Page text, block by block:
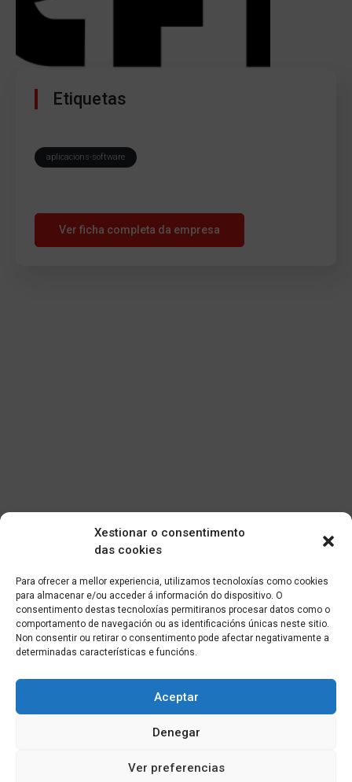
Xestionar o consentimento
das cookies
Para ofrecer a mellor experiencia, utilizamos tecnoloxías como cookies
para almacenar e/ou acceder á información do dispositivo. O
consentimento destas tecnoloxías permitiranos procesar datos como o
comportamento de navegación ou as identificacións únicas neste sitio.
Non consentir ou retirar o consentimento pode afectar negativamente a
determinadas características e funcións.
Aceptar
Denegar
Ver preferencias
Etiquetas
aplicacions-software
Ver ficha completa da empresa